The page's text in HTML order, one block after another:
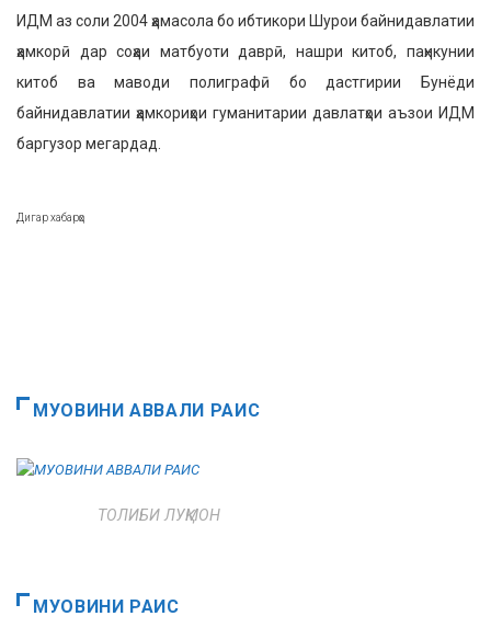
ИДМ аз соли 2004 ҳамасола бо ибтикори Шурои байнидавлатии
ҳамкорӣ дар соҳаи матбуоти даврӣ, нашри китоб, паҳнкунии
китоб ва маводи полиграфӣ бо дастгирии Бунёди
байнидавлатии ҳамкориҳои гуманитарии давлатҳои аъзои ИДМ
баргузор мегардад.
Дигар хабарҳо
МУОВИНИ АВВАЛИ РАИС
ТОЛИБИ ЛУҚМОН
МУОВИНИ РАИС